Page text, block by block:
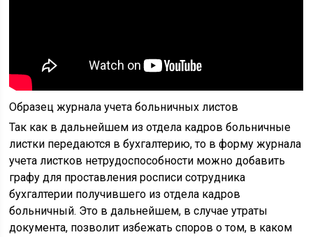
Образец журнала учета больничных листов
Так как в дальнейшем из отдела кадров больничные
листки передаются в бухгалтерию, то в форму журнала
учета листков нетрудоспособности можно добавить
графу для проставления росписи сотрудника
бухгалтерии получившего из отдела кадров
больничный. Это в дальнейшем, в случае утраты
документа, позволит избежать споров о том, в каком